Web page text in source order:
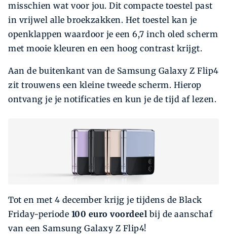
misschien wat voor jou. Dit compacte toestel past
in vrijwel alle broekzakken. Het toestel kan je
openklappen waardoor je een 6,7 inch oled scherm
met mooie kleuren en een hoog contrast krijgt.
Aan de buitenkant van de Samsung Galaxy Z Flip4
zit trouwens een kleine tweede scherm. Hierop
ontvang je je notificaties en kun je de tijd af lezen.
Tot en met 4 december krijg je tijdens de Black
Friday-periode 100 euro voordeel bij de aanschaf
van een Samsung Galaxy Z Flip4!